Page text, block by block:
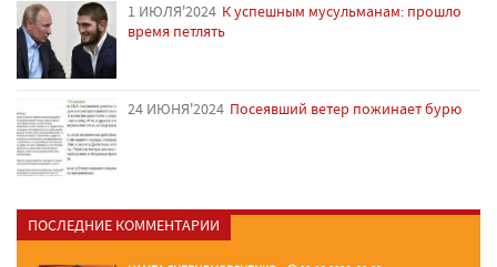
1 ИЮЛЯ'2024 К успешным мусульманам: прошло
время петлять
24 ИЮНЯ'2024 Посеявший ветер пожинает бурю
ПОСЛЕДНИЕ КОММЕНТАРИИ